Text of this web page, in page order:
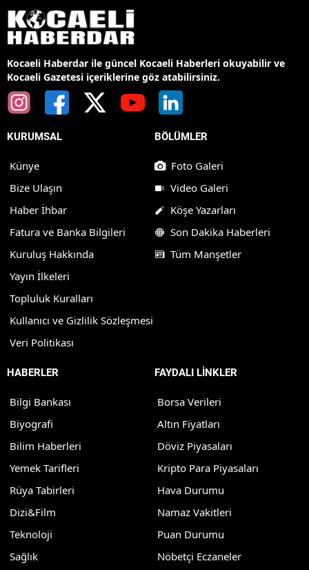
Kocaeli Haberdar ile güncel Kocaeli Haberleri okuyabilir ve
Kocaeli Gazetesi içeriklerine göz atabilirsiniz.
KURUMSAL
Künye
Bize Ulaşın
Haber İhbar
Fatura ve Banka Bilgileri
Kuruluş Hakkında
Yayın İlkeleri
Topluluk Kuralları
Kullanıcı ve Gizlilik Sözleşmesi
Veri Politikası
BÖLÜMLER
Foto Galeri
Video Galeri
Köşe Yazarları
Son Dakika Haberleri
Tüm Manşetler
HABERLER
Bilgi Bankası
Biyografi
Bilim Haberleri
Yemek Tarifleri
Rüya Tabirleri
Dizi&Film
Teknoloji
Sağlık
FAYDALI LİNKLER
Borsa Verileri
Altın Fiyatları
Döviz Piyasaları
Kripto Para Piyasaları
Hava Durumu
Namaz Vakitleri
Puan Durumu
Nöbetçi Eczaneler